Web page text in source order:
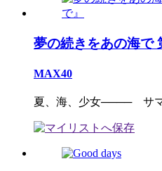
夢の続きをあの海で
MAX40
夏、海、少女──── サ